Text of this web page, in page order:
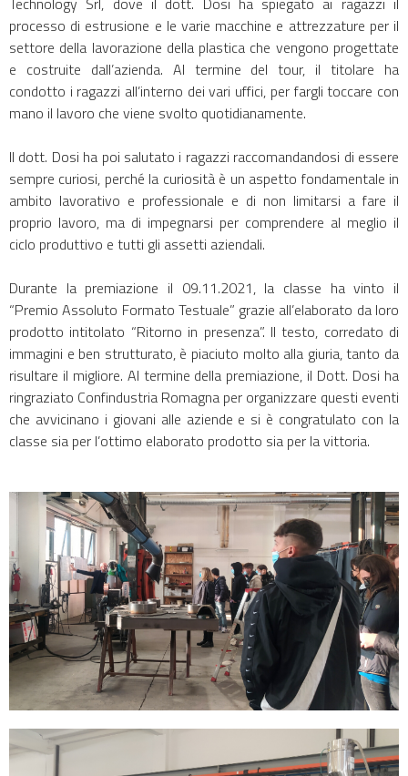
processo di estrusione e le varie macchine e attrezzature per il
settore della lavorazione della plastica che vengono progettate
e costruite dall’azienda. Al termine del tour, il titolare ha
condotto i ragazzi all’interno dei vari uffici, per fargli toccare con
mano il lavoro che viene svolto quotidianamente.
Il dott. Dosi ha poi salutato i ragazzi raccomandandosi di essere
sempre curiosi, perché la curiosità è un aspetto fondamentale in
ambito lavorativo e professionale e di non limitarsi a fare il
proprio lavoro, ma di impegnarsi per comprendere al meglio il
ciclo produttivo e tutti gli assetti aziendali.
Durante la premiazione il 09.11.2021, la classe ha vinto il
“Premio Assoluto Formato Testuale” grazie all’elaborato da loro
prodotto intitolato “Ritorno in presenza”. Il testo, corredato di
immagini e ben strutturato, è piaciuto molto alla giuria, tanto da
risultare il migliore. Al termine della premiazione, il Dott. Dosi ha
ringraziato Confindustria Romagna per organizzare questi eventi
che avvicinano i giovani alle aziende e si è congratulato con la
classe sia per l’ottimo elaborato prodotto sia per la vittoria.